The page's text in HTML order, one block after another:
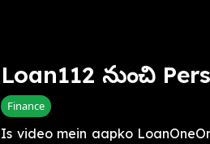
Loan112 నుంచి
Finance
Is video mein aapko